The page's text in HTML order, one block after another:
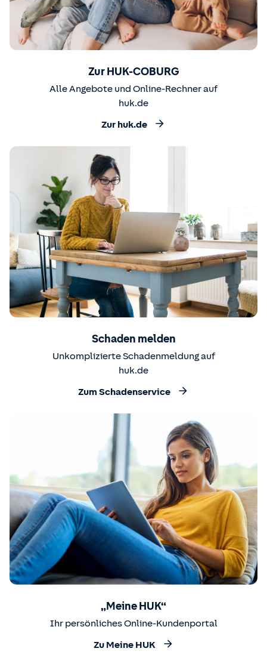
Zur HUK-COBURG
Alle Angebote und Online-Rechner auf
huk.de
Zur huk.de
Schaden melden
Unkomplizierte Schadenmeldung auf
huk.de
Zum Schadenservice
„Meine HUK“
Ihr persönliches Online-Kundenportal
Zu Meine HUK